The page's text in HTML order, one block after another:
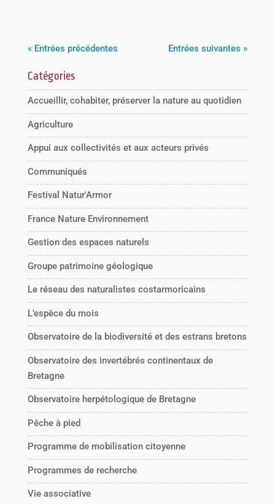
« Entrées précédentes Entrées suivantes »
Catégories
Accueillir, cohabiter, préserver la nature au quotidien
Agriculture
Appui aux collectivités et aux acteurs privés
Communiqués
Festival Natur'Armor
France Nature Environnement
Gestion des espaces naturels
Groupe patrimoine géologique
Le réseau des naturalistes costarmoricains
L’espèce du mois
Observatoire de la biodiversité et des estrans bretons
Observatoire des invertébrés continentaux de
Bretagne
Observatoire herpétologique de Bretagne
Pêche à pied
Programme de mobilisation citoyenne
Programmes de recherche
Vie associative